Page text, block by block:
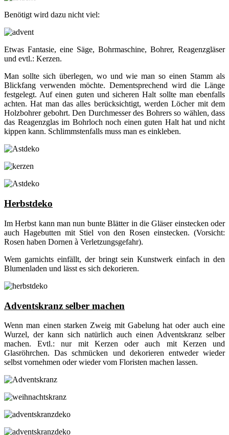
Benötigt wird dazu nicht viel:
Etwas Fantasie, eine Säge, Bohrmaschine, Bohrer, Reagenzgläser
und evtl.: Kerzen.
Man sollte sich überlegen, wo und wie man so einen Stamm als
Blickfang verwenden möchte. Dementsprechend wird die Länge
festgelegt. Auf einen guten und sicheren Halt sollte man ebenfalls
achten. Hat man das alles berücksichtigt, werden Löcher mit dem
Holzbohrer gebohrt. Den Durchmesser des Bohrers so wählen, dass
das Reagenzglas im Bohrloch noch einen guten Halt hat und nicht
kippen kann. Schlimmstenfalls muss man es einkleben.
Herbstdeko
Im Herbst kann man nun bunte Blätter in die Gläser einstecken oder
auch Hagebutten mit Stiel von den Rosen einstecken. (Vorsicht:
Rosen haben Dornen à Verletzungsgefahr).
Wem garnichts einfällt, der bringt sein Kunstwerk einfach in den
Blumenladen und lässt es sich dekorieren.
Adventskranz selber machen
Wenn man einen starken Zweig mit Gabelung hat oder auch eine
Wurzel, der kann sich natürlich auch einen Adventskranz selber
machen. Evtl.: nur mit Kerzen oder auch mit Kerzen und
Glasröhrchen. Das schmücken und dekorieren entweder wieder
selbst vornehmen oder wieder vom Floristen machen lassen.